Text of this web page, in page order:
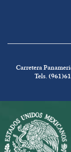
Carretera
Tels.